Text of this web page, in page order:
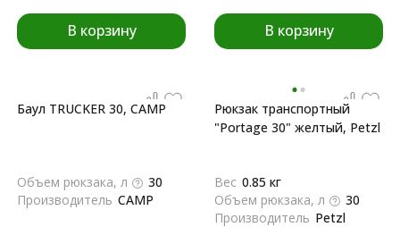
В корзину В корзину
Баул TRUCKER 30, CAMP
Объем рюкзака, л
30
Производитель CAMP
Рюкзак транспортный
"Portage 30" желтый, Petzl
Вес 0.85 кг
Объем рюкзака, л
30
Производитель Petzl